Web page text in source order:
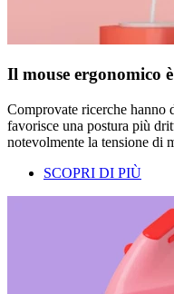
Il mouse ergonomico
Comprovate ricerche hanno
favorisce una postura più
notevolmente la tensione di
SCOPRI DI PIÙ